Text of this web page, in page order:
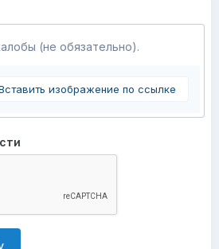
(не обязательно).
изображение по ссылке